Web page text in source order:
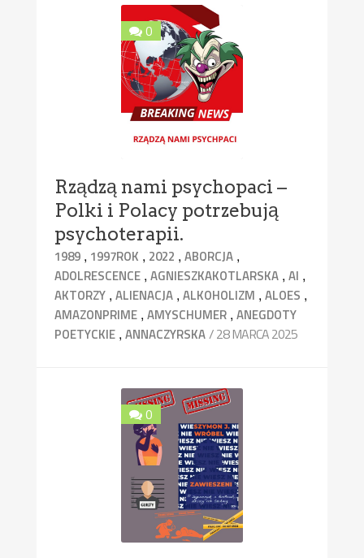
0
Rządzą nami psychopaci –
Polki i Polacy potrzebują
psychoterapii.
1989 , 1997ROK , 2022 ,ABORCJA ,
ADOLRESCENCE ,AGNIESZKAKOTLARSKA ,AI ,
AKTORZY ,ALIENACJA ,ALKOHOLIZM ,ALOES ,
AMAZONPRIME ,AMYSCHUMER ,ANEGDOTY
POETYCKIE ,ANNACZYRSKA/ 28 MARCA 2025
0